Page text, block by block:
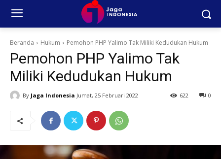
Beranda Hukum Pemohon PHP Yalimo Tak Miliki Kedudukan Hukum
Pemohon PHP Yalimo Tak
Miliki Kedudukan Hukum
By Jaga Indonesia Jumat, 25 Februari 2022 0
622